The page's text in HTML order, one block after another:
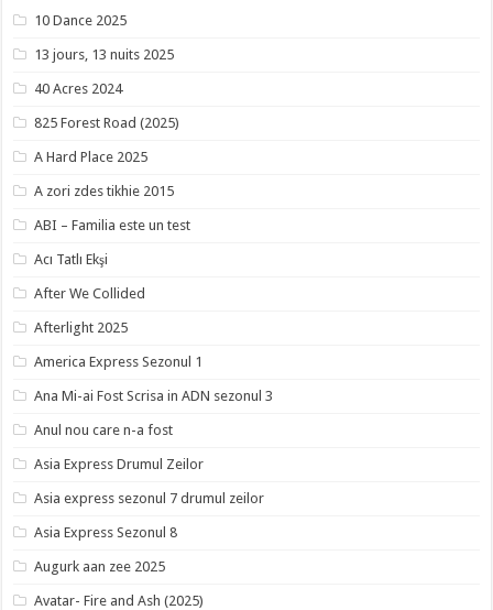
10 Dance 2025
13 jours, 13 nuits 2025
40 Acres 2024
825 Forest Road (2025)
A Hard Place 2025
A zori zdes tikhie 2015
ABI – Familia este un test
Acı Tatlı Ekşi
After We Collided
Afterlight 2025
America Express Sezonul 1
Ana Mi-ai Fost Scrisa in ADN sezonul 3
Anul nou care n-a fost
Asia Express Drumul Zeilor
Asia express sezonul 7 drumul zeilor
Asia Express Sezonul 8
Augurk aan zee 2025
Avatar- Fire and Ash (2025)